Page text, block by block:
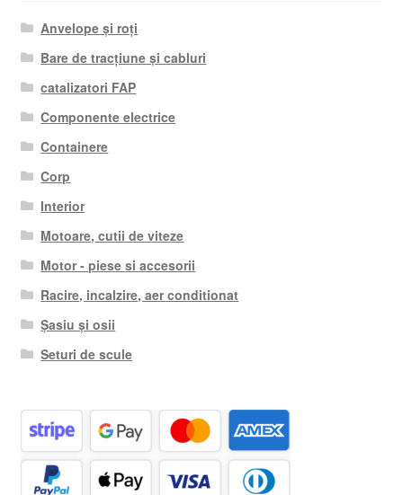
Anvelope și roți
Bare de tracțiune și cabluri
catalizatori FAP
Componente electrice
Containere
Corp
Interior
Motoare, cutii de viteze
Motor - piese si accesorii
Racire, incalzire, aer conditionat
Șasiu și osii
Seturi de scule